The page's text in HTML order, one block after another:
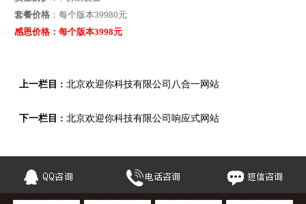
套餐价格：每个版本39980元
感恩价格：每个版本3998元
上一栏目 : 北京欢迎你科技有限公司八合一网站
下一栏目 : 北京欢迎你科技有限公司响应式网站